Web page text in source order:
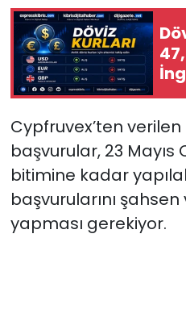
TL
Cypfruvex’ten
başvurular, 23
bitimine kadar
başvurularını şahsen
yapması gerekiyor.
Video Galeri
YAŞAM